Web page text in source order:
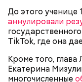
До этого ученице
аннулировали
TikTok, где она
Кроме того,
Екатерина
многочисленные
— Гасанов,